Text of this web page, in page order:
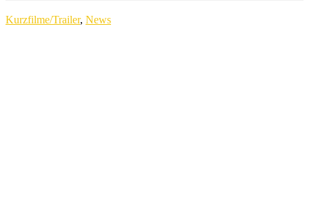
Kurzfilme/Trailer, News